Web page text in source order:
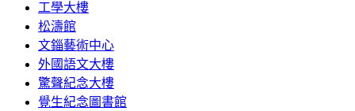
工學大樓
松濤館
文錙藝術中心
外國語文大樓
驚聲紀念大樓
覺生紀念圖書館